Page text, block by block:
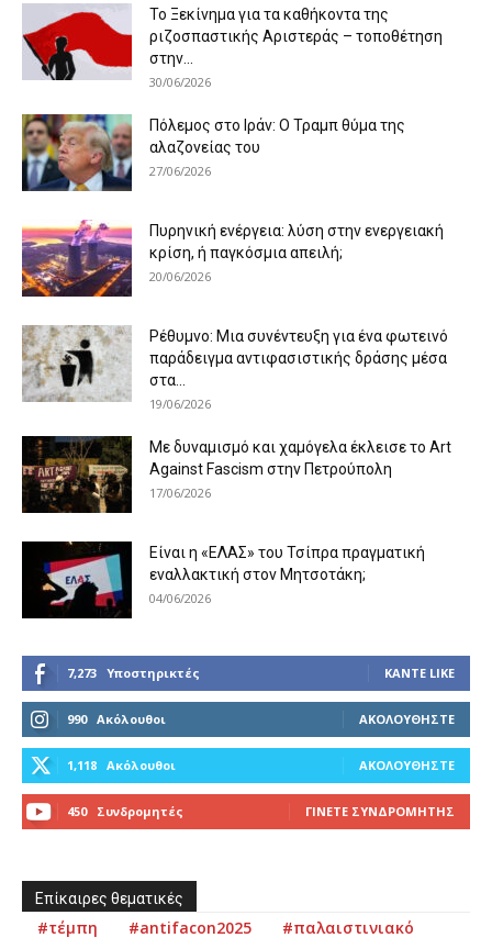
Το Ξεκίνημα για τα καθήκοντα της
ριζοσπαστικής Αριστεράς – τοποθέτηση
στην...
30/06/2026
Πόλεμος στο Ιράν: Ο Τραμπ θύμα της
αλαζονείας του
27/06/2026
Πυρηνική ενέργεια: λύση στην ενεργειακή
κρίση, ή παγκόσμια απειλή;
20/06/2026
Ρέθυμνο: Μια συνέντευξη για ένα φωτεινό
παράδειγμα αντιφασιστικής δράσης μέσα
στα...
19/06/2026
Με δυναμισμό και χαμόγελα έκλεισε το Art
Against Fascism στην Πετρούπολη
17/06/2026
Είναι η «ΕΛΑΣ» του Τσίπρα πραγματική
εναλλακτική στον Μητσοτάκη;
04/06/2026
7,273 Υποστηρικτές ΚΆΝΤΕ LIKE
990 Ακόλουθοι ΑΚΟΛΟΥΘΉΣΤΕ
1,118 Ακόλουθοι ΑΚΟΛΟΥΘΉΣΤΕ
450 Συνδρομητές ΓΊΝΕΤΕ ΣΥΝΔΡΟΜΗΤΉΣ
Επίκαιρες θεματικές
#τέμπη #antifacon2025
#παλαιστινιακό